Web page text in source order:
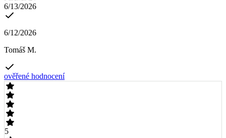
6/13/2026
6/12/2026
Tomáš M.
ověřené hodnocení
5